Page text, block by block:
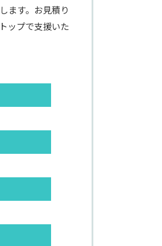
ます。お見積り
ップで支援いた